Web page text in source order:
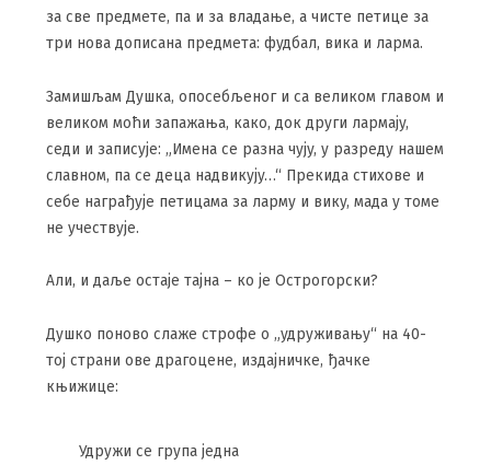
за све предмете, па и за владање, а чисте петице за
три нова дописана предмета: фудбал, вика и ларма.
Замишљам Душка, опосебљеног и са великом главом и
великом моћи запажања, како, док други лармају,
седи и записује: „Имена се разна чују, у разреду нашем
славном, па се деца надвикују…“ Прекида стихове и
себе награђује петицама за ларму и вику, мада у томе
не учествује.
Али, и даље остаје тајна – ко је Острогорски?
Душко поново слаже строфе о „удруживању“ на 40-
тој страни ове драгоцене, издајничке, ђачке
књижице:
Удружи се група једна